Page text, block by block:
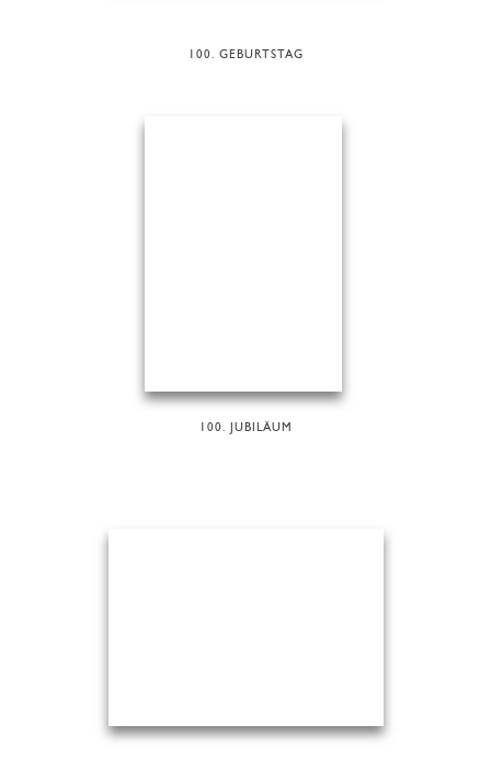
100. GEBURTSTAG
100. JUBILÄUM